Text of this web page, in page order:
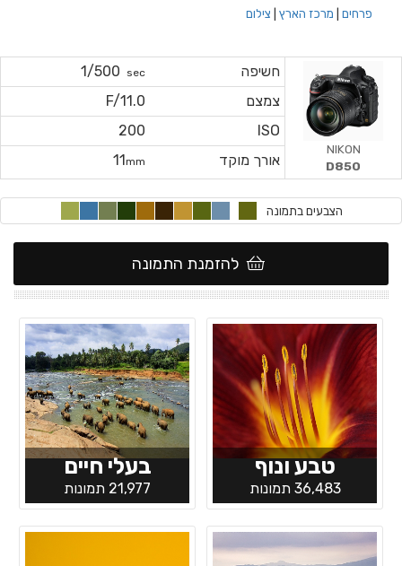
פרחים מרכז הארץ צילום
חשיפה sec
1/500
צמצם
F/11.0
ISO
200
אורך מוקד
11mm
NIKON
D850
הצבעים בתמונה
להזמנת התמונה
טבע ונוף
36,483 תמונות
בעלי חיים
21,977 תמונות